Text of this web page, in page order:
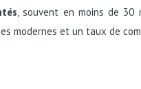
, souvent en moins de 30
modernes et un taux de